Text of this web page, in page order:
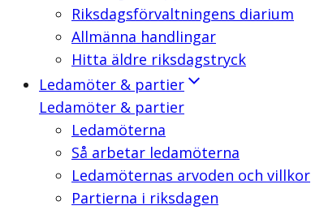
Riksdagsförvaltningens diarium
Allmänna handlingar
Hitta äldre riksdagstryck
Ledamöter & partier
Ledamöter & partier
Ledamöterna
Så arbetar ledamöterna
Ledamöternas arvoden och villkor
Partierna i riksdagen